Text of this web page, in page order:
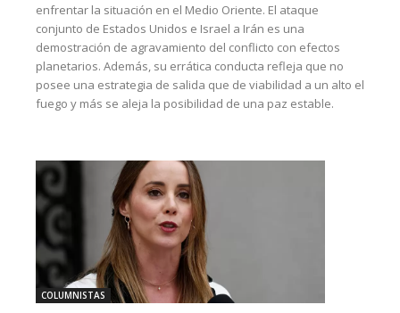
enfrentar la situación en el Medio Oriente. El ataque
conjunto de Estados Unidos e Israel a Irán es una
demostración de agravamiento del conflicto con efectos
planetarios. Además, su errática conducta refleja que no
posee una estrategia de salida que de viabilidad a un alto el
fuego y más se aleja la posibilidad de una paz estable.
COLUMNISTAS